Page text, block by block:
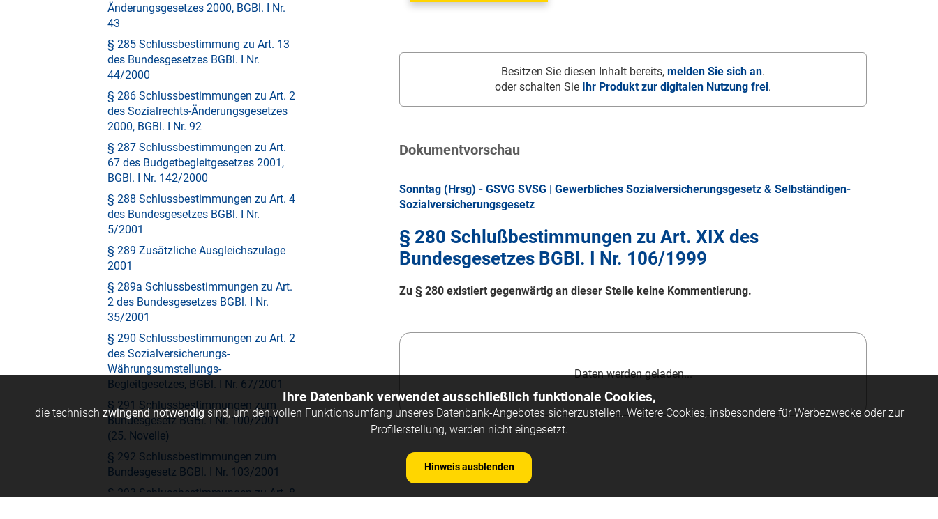
Änderungsgesetzes 2000, BGBl. I Nr.
43
§ 285 Schlussbestimmung zu Art. 13
des Bundesgesetzes BGBl. I Nr.
44/2000
§ 286 Schlussbestimmungen zu Art. 2
des Sozialrechts-Änderungsgesetzes
2000, BGBl. I Nr. 92
§ 287 Schlussbestimmungen zu Art.
67 des Budgetbegleitgesetzes 2001,
BGBl. I Nr. 142/2000
§ 288 Schlussbestimmungen zu Art. 4
des Bundesgesetzes BGBl. I Nr.
5/2001
§ 289 Zusätzliche Ausgleichszulage
2001
§ 289a Schlussbestimmungen zu Art.
2 des Bundesgesetzes BGBl. I Nr.
35/2001
§ 290 Schlussbestimmungen zu Art. 2
des Sozialversicherungs-
Währungsumstellungs-
Begleitgesetzes, BGBl. I Nr. 67/2001
§ 291 Schlussbestimmungen zum
Bundesgesetz BGBl. I Nr. 100/2001
(25. Novelle)
§ 292 Schlussbestimmungen zum
Bundesgesetz BGBl. I Nr. 103/2001
§ 293 Schlussbestimmungen zu Art. 8
Besitzen Sie diesen Inhalt bereits, melden Sie sich an.
oder schalten Sie
Ihr Produkt zur digitalen Nutzung frei.
Dokumentvorschau
Sonntag (Hrsg) - GSVG SVSG | Gewerbliches Sozialversicherungsgesetz & Selbständigen-
Sozialversicherungsgesetz
§ 280 Schlußbestimmungen zu Art. XIX des
Bundesgesetzes BGBl. I Nr. 106/1999
Zu § 280 existiert gegenwärtig an dieser Stelle keine Kommentierung.
Daten werden geladen...
Ihre Datenbank verwendet ausschließlich funktionale Cookies,
die technisch zwingend notwendigsind, um den vollen Funktionsumfang unseres Datenbank-Angebotes sicherzustellen. Weitere Cookies, insbesondere für Werbezwecke oder zur
Profilerstellung, werden nicht eingesetzt.
Hinweis ausblenden